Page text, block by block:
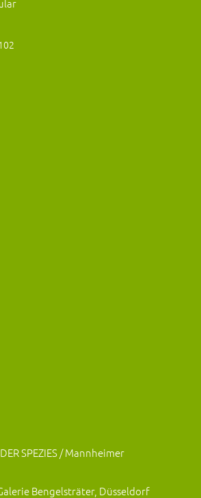
SPEZIES / Mannheimer
Bengelsträter, Düsseldorf